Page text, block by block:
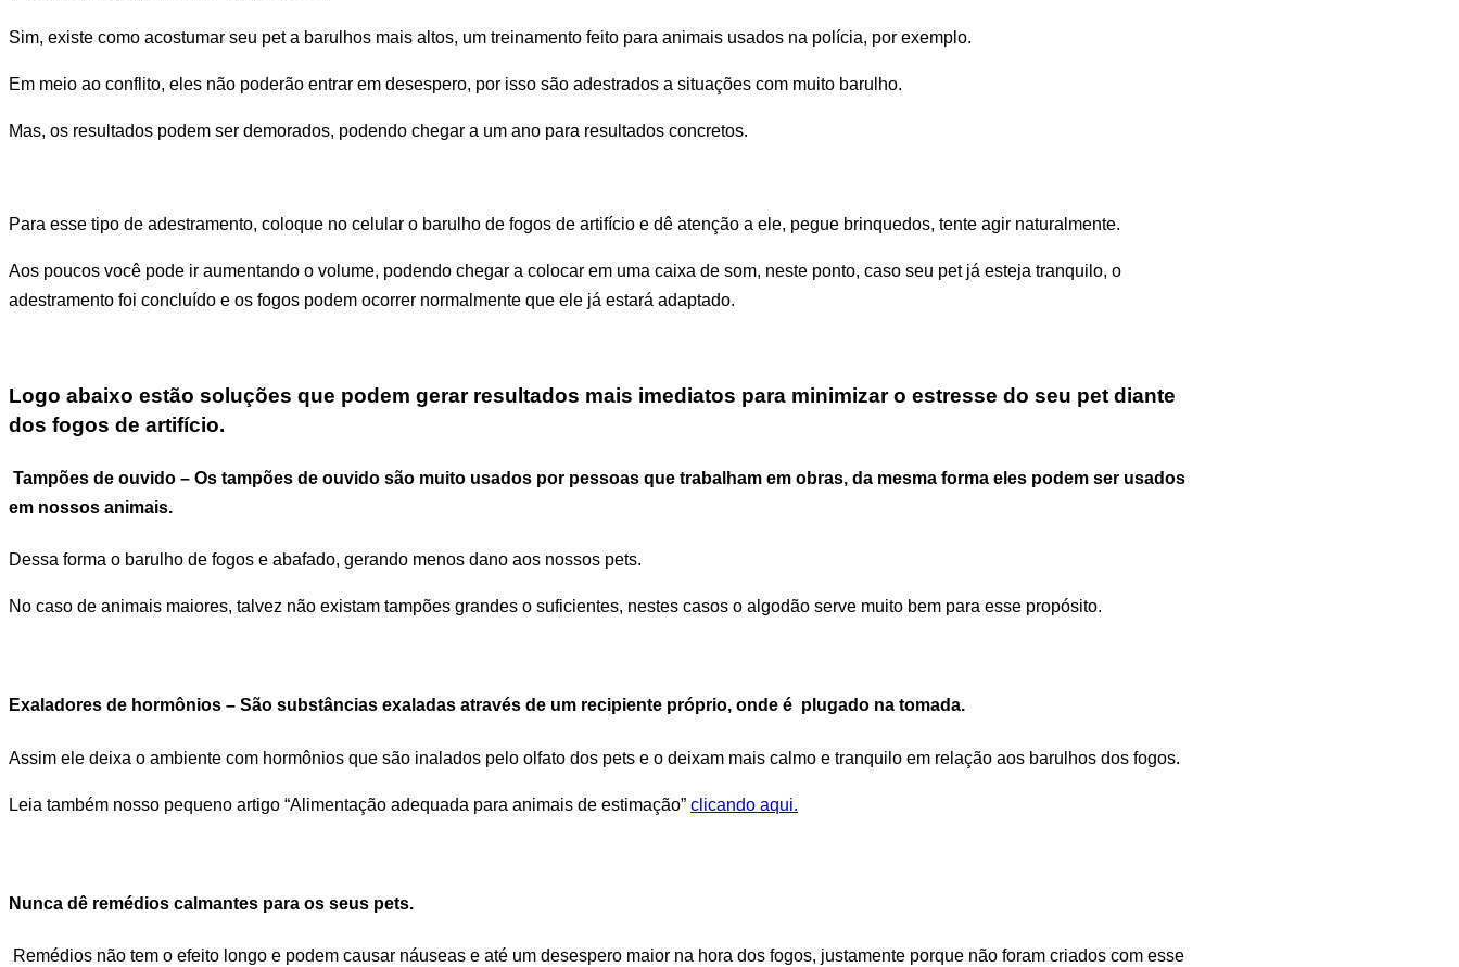
Sim, existe como acostumar seu pet a barulhos mais altos, um treinamento feito para animais usados na polícia, por exemplo.
Em meio ao conflito, eles não poderão entrar em desespero, por isso são adestrados a situações com muito barulho.
Mas, os resultados podem ser demorados, podendo chegar a um ano para resultados concretos.
Para esse tipo de adestramento, coloque no celular o barulho de fogos de artifício e dê atenção a ele, pegue brinquedos, tente agir naturalmente.
Aos poucos você pode ir aumentando o volume, podendo chegar a colocar em uma caixa de som, neste ponto, caso seu pet já esteja tranquilo, o
adestramento foi concluído e os fogos podem ocorrer normalmente que ele já estará adaptado.
Logo abaixo estão soluções que podem gerar resultados mais imediatos para minimizar o estresse do seu pet diante
dos fogos de artifício.
Tampões de ouvido – Os tampões de ouvido são muito usados por pessoas que trabalham em obras, da mesma forma eles podem ser usados
em nossos animais.
Dessa forma o barulho de fogos e abafado, gerando menos dano aos nossos pets.
No caso de animais maiores, talvez não existam tampões grandes o suficientes, nestes casos o algodão serve muito bem para esse propósito.
Exaladores de hormônios – São substâncias exaladas através de um recipiente próprio, onde é plugado na tomada.
Assim ele deixa o ambiente com hormônios que são inalados pelo olfato dos pets e o deixam mais calmo e tranquilo em relação aos barulhos dos fogos.
Leia também nosso pequeno artigo “Alimentação adequada para animais de estimação” clicando aqui.
Nunca dê remédios calmantes para os seus pets.
Remédios não tem o efeito longo e podem causar náuseas e até um desespero maior na hora dos fogos, justamente porque não foram criados com esse